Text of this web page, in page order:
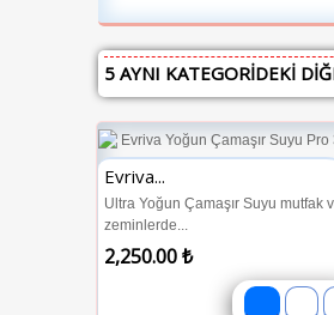
5 AYNI KATEGORIDEKI
Evriva...
Ultra Yoğun Çamaşır Suyu mutfak
zeminlerde...
2,250.00 ₺